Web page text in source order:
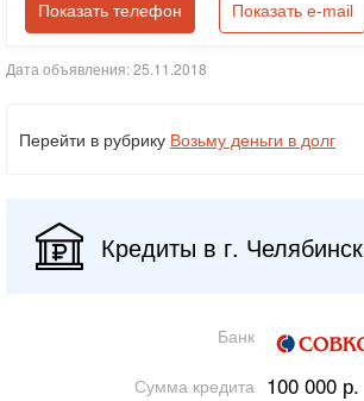
Показать телефон Показать e-mail
Дата объявления: 25.11.2018
Перейти в рубрику Возьму деньги в долг
Кредиты в г. Челябинск
Банк
Сумма кредита 100 000 р.